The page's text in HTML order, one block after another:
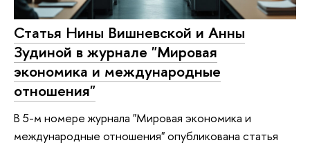
Статья Нины Вишневской и Анны
Зудиной в журнале "Мировая
экономика и международные
отношения"
В 5-м номере журнала "Мировая экономика и
международные отношения" опубликована статья